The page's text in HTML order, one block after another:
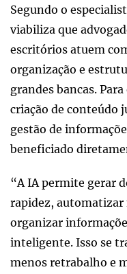
Segundo o
viabiliza que
escritórios atuem
organização e
grandes bancas.
criação de conteúdo
gestão de
beneficiado
“A IA permite gerar
rapidez, automatizar
organizar
inteligente. Isso se
menos retrabalho e